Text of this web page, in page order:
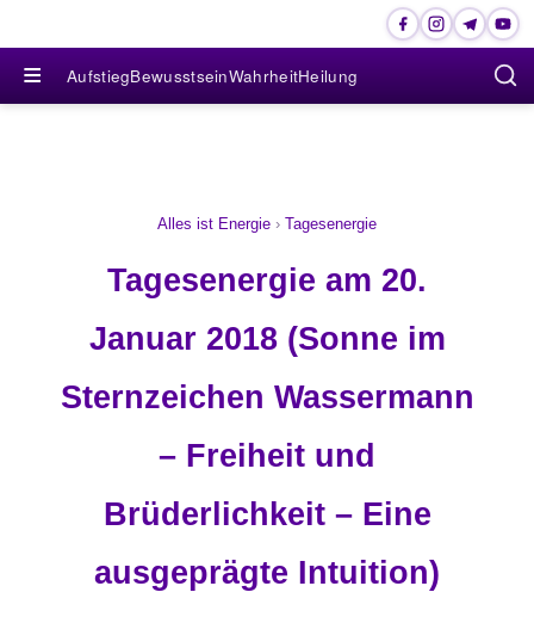
≡ AufstiegBewusstseinWahrheitHeilung
Alles ist Energie › Tagesenergie
Tagesenergie am 20.
Januar 2018 (Sonne im
Sternzeichen Wassermann
– Freiheit und
Brüderlichkeit – Eine
ausgeprägte Intuition)